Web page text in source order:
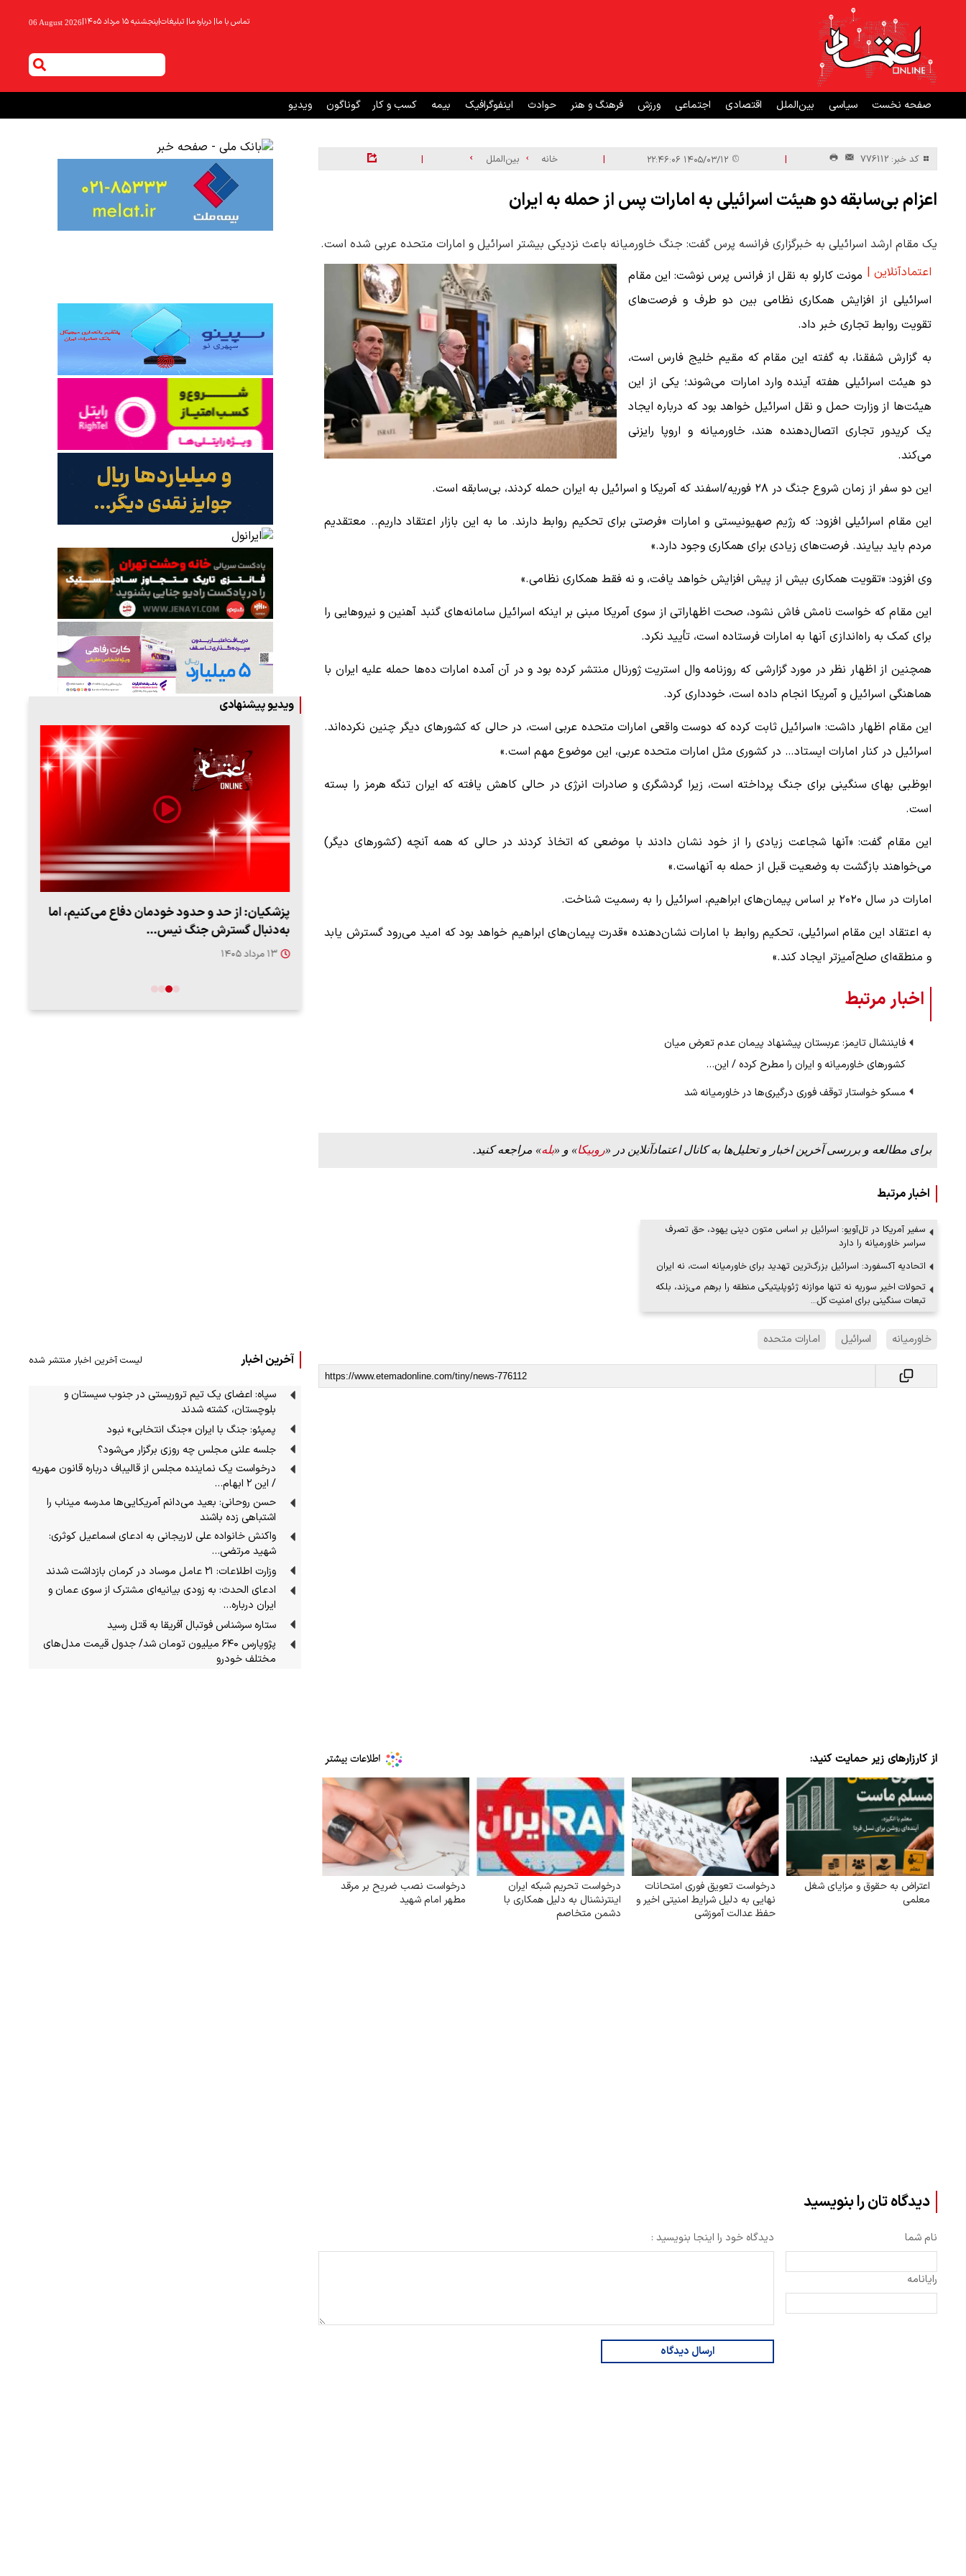
تماس با ما| درباره ما| تبلیغات|پنجشنبه ۱۵ مرداد ۱۴۰۵ |
06 August 2026
صفحه نخست سیاسی بین‌الملل اقتصادی اجتماعی ورزش فرهنگ و هنر حوادث اینفوگرافیک بیمه کسب و کار گوناگون ویدیو
کد خبر: 776112 | ۱۴۰۵/۰۳/۱۲ ۲۲:۴۶:۰۶ | خانه بین‌الملل |
اعزام بی‌سابقه دو هیئت اسرائیلی به امارات پس از حمله به ایران
یک مقام ارشد اسرائیلی به خبرگزاری فرانسه پرس گفت: جنگ خاورمیانه باعث نزدیکی بیشتر اسرائیل و امارات متحده عربی شده است.
اعتمادآنلاین | مونت کارلو به نقل از فرانس پرس نوشت: این مقام
اسرائیلی از افزایش همکاری نظامی بین دو طرف و فرصت‌های
تقویت روابط تجاری خبر داد.
به گزارش شفقنا، به گفته این مقام که مقیم خلیج فارس است،
دو هیئت اسرائیلی هفته آینده وارد امارات می‌شوند؛ یکی از این
هیئت‌ها از وزارت حمل و نقل اسرائیل خواهد بود که درباره ایجاد
یک کریدور تجاری اتصال‌دهنده هند، خاورمیانه و اروپا رایزنی
می‌کند.
این دو سفر از زمان شروع جنگ در ۲۸ فوریه/اسفند که آمریکا و اسرائیل به ایران حمله کردند، بی‌سابقه است.
این مقام اسرائیلی افزود: که رژیم صهیونیستی و امارات «فرصتی برای تحکیم روابط دارند. ما به این بازار اعتقاد داریم.. معتقدیم
مردم باید بیایند. فرصت‌های زیادی برای همکاری وجود دارد.»
وی افزود: «تقویت همکاری بیش از پیش افزایش خواهد یافت، و نه فقط همکاری نظامی.»
این مقام که خواست نامش فاش نشود، صحت اظهاراتی از سوی آمریکا مبنی بر اینکه اسرائیل سامانه‌های گنبد آهنین و نیروهایی را
برای کمک به راه‌اندازی آنها به امارات فرستاده است، تأیید نکرد.
همچنین از اظهار نظر در مورد گزارشی که روزنامه وال استریت ژورنال منتشر کرده بود و در آن آمده امارات ده‌ها حمله علیه ایران با
هماهنگی اسرائیل و آمریکا انجام داده است، خودداری کرد.
این مقام اظهار داشت: «اسرائیل ثابت کرده که دوست واقعی امارات متحده عربی است، در حالی که کشورهای دیگر چنین نکرده‌اند.
اسرائیل در کنار امارات ایستاد… در کشوری مثل امارات متحده عربی، این موضوع مهم است.»
ابوظبی بهای سنگینی برای جنگ پرداخته است، زیرا گردشگری و صادرات انرژی در حالی کاهش یافته که ایران تنگه هرمز را بسته
است.
این مقام گفت: «آنها شجاعت زیادی را از خود نشان دادند با موضعی که اتخاذ کردند در حالی که همه آنچه (کشورهای دیگر)
می‌خواهند بازگشت به وضعیت قبل از حمله به آنهاست.»
امارات در سال ۲۰۲۰ بر اساس پیمان‌های ابراهیم، اسرائیل را به رسمیت شناخت.
به اعتقاد این مقام اسرائیلی، تحکیم روابط با امارات نشان‌دهنده «قدرت پیمان‌های ابراهیم خواهد بود که امید می‌رود گسترش یابد
و منطقه‌ای صلح‌آمیزتر ایجاد کند.»
اخبار مرتبط
فایننشال تایمز: عربستان پیشنهاد پیمان عدم تعرض میان
کشورهای خاورمیانه و ایران را مطرح کرده / این…
مسکو خواستار توقف فوری درگیری‌ها در خاورمیانه شد
برای مطالعه و بررسی آخرین اخبار و تحلیل‌ها به کانال اعتمادآنلاین در «روبیکا» و «بله» مراجعه کنید.
اخبار مرتبط
سفیر آمریکا در تل‌آویو: اسرائیل بر اساس متون دینی یهود، حق تصرف
سراسر خاورمیانه را دارد
اتحادیه آکسفورد: اسرائیل بزرگ‌ترین تهدید برای خاورمیانه است، نه ایران
تحولات اخیر سوریه نه تنها موازنه ژئوپلیتیکی منطقه را برهم می‌زند، بلکه
تبعات سنگینی برای امنیت کل…
خاورمیانه اسرائیل امارات متحده
از کارزارهای زیر حمایت کنید:
اعتراض به حقوق و مزایای شغل
معلمی
درخواست تعویق فوری امتحانات
نهایی به دلیل شرایط امنیتی اخیر و
حفظ عدالت آموزشی
درخواست تحریم شبکه ایران
اینترنشنال به دلیل همکاری با
دشمن متخاصم
درخواست نصب ضریح بر مرقد
مطهر امام شهید
دیدگاه تان را بنویسید
نام شما
رایانامه
دیدگاه خود را اینجا بنویسید :
ارسال دیدگاه
ویدیو پیشنهادی
اعتراض روزنامه اطلاعات از حملات به عادل
فردوسی‌پور / چرا می‌خواهید…
۱۲ مرداد ۱۴۰۵
رهبری
پزشکیان: از حد و حدود خودمان دفاع می‌کنیم، اما
به‌دنبال گسترش جنگ نیس…
۱۳ مرداد ۱۴۰۵
آخرین اخبار لیست آخرین اخبار منتشر شده
سپاه: اعضای یک تیم تروریستی در جنوب سیستان و
بلوچستان، کشته شدند
پمپئو: جنگ با ایران «جنگ انتخابی» نبود
جلسه علنی مجلس چه روزی برگزار می‌شود؟
درخواست یک نماینده مجلس از قالیباف درباره قانون مهریه
/ این ۲ ابهام…
حسن روحانی: بعید می‌دانم آمریکایی‌ها مدرسه میناب را
اشتباهی زده باشند
واکنش خانواده علی لاریجانی به ادعای اسماعیل کوثری:
شهید مرتضی…
وزارت اطلاعات: ۲۱ عامل موساد در کرمان بازداشت شدند
ادعای الحدث: به زودی بیانیه‌ای مشترک از سوی عمان و
ایران درباره…
ستاره سرشناس فوتبال آفریقا به قتل رسید
پژوپارس ۶۴۰ میلیون تومان شد/ جدول قیمت مدل‌های
مختلف خودرو